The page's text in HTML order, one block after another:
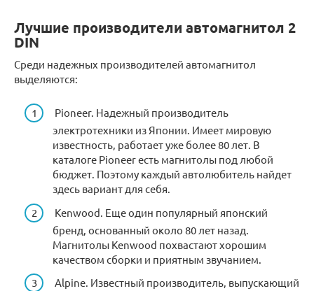
Лучшие производители автомагнитол 2
DIN
Среди надежных производителей автомагнитол
выделяются:
Pioneer. Надежный производитель
электротехники из Японии. Имеет мировую
известность, работает уже более 80 лет. В
каталоге Pioneer есть магнитолы под любой
бюджет. Поэтому каждый автолюбитель найдет
здесь вариант для себя.
Kenwood. Еще один популярный японский
бренд, основанный около 80 лет назад.
Магнитолы Kenwood похвастают хорошим
качеством сборки и приятным звучанием.
Alpine. Известный производитель, выпускающий